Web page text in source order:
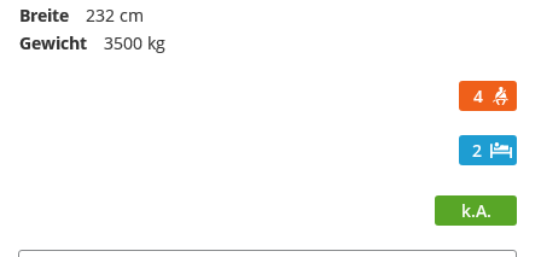
Breite
232 cm
Gewicht
3500 kg
4
2
k.A.